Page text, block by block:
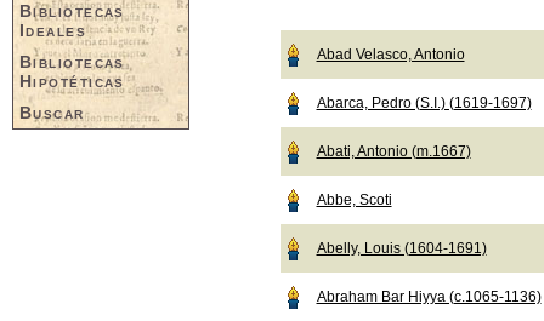
Bibliotecas
Ideales
Bibliotecas
Hipotéticas
Buscar
Abad Velasco, Antonio
Abarca, Pedro (S.I.) (1619-1697)
Abati, Antonio (m.1667)
Abbe, Scoti
Abelly, Louis (1604-1691)
Abraham Bar Hiyya (c.1065-1136)